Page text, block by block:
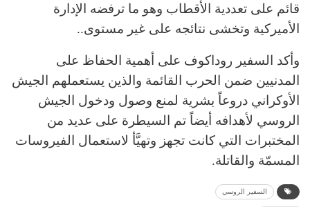
قائم على تعددية الأقطاب وهو ما ترفضه الإدارة
الأميركية وتخشى نتائجه على غير مستوى..
وأكد السفير روداكوف على أهمية الحفاظ على
المدنيين ضمن الحرب القائمة والذين يستعملهم الجيش
الأوكراني دروعاً بشرية لمنع وصول ودخول الجيش
الروسي لأهدافه أيضاً تم السيطرة على عديد من
المختبرات التي كانت تجهز وتهيَّأ لاستعمال الفيروسات
المسمّة والقاتلة.
السفير الروسي